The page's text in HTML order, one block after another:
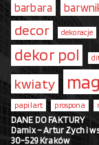
barbara
decor dekoracje
dekor pol
kwiaty
papilart prospona
DANE DO FAKTURY
Damix – Artur Zych i
30-529 Kraków